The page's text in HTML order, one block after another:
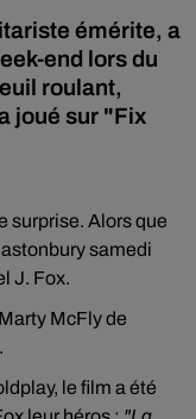
émérite, a
end lors du
roulant,
joué sur "Fix
surprise. Alors que
samedi
J. Fox.
McFly de
le film a été